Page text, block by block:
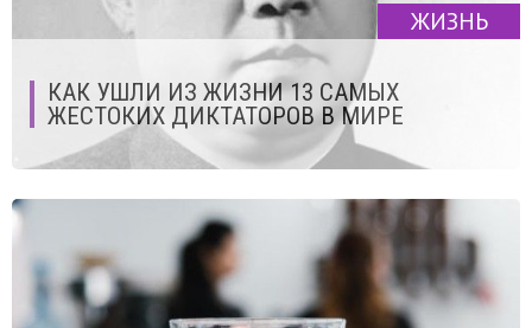
ЖИЗНЬ
КАК УШЛИ ИЗ ЖИЗНИ 13 САМЫХ
ЖЕСТОКИХ ДИКТАТОРОВ В МИРЕ